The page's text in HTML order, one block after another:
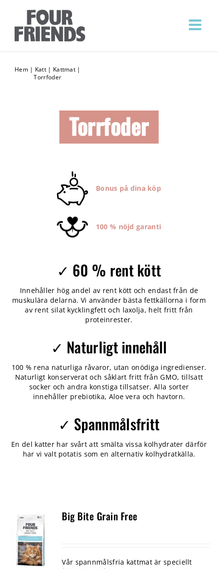
Hem| Katt | Kattmat |
Torrfoder
Torrfoder
Bonus på dina köp
100 % nöjd garanti
✓ 60 % rent kött
Innehåller hög andel av rent kött och endast från de
muskulära delarna. Vi använder bästa fettkällorna i form
av rent silat kycklingfett och laxolja, helt fritt från
proteinrester.
✓ Naturligt innehåll
100 % rena naturliga råvaror, utan onödiga ingredienser.
Naturligt konserverat och såklart fritt från GMO, tillsatt
socker och andra konstiga tillsatser. Alla sorter
innehåller prebiotika, Aloe vera och havtorn.
✓ Spannmålsfritt
En del katter har svårt att smälta vissa kolhydrater därför
har vi valt potatis som en alternativ kolhydratkälla.
Big Bite Grain Free
Vår spannmålsfria kattmat är speciellt